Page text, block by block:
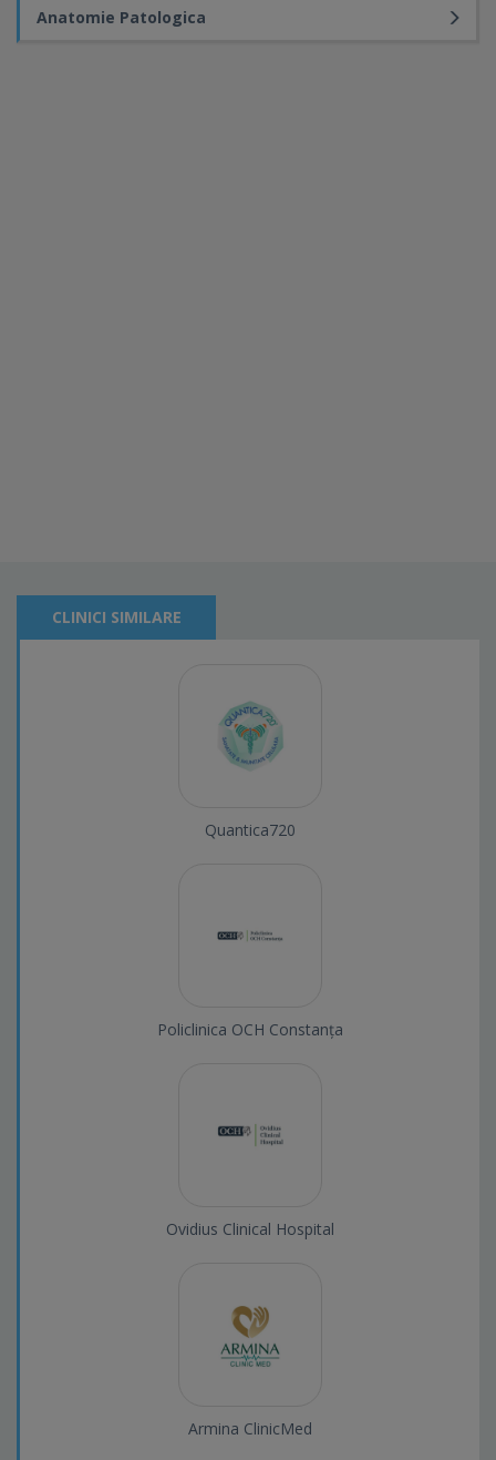
Anatomie Patologica
CLINICI SIMILARE
Quantica720
Policlinica OCH Constanța
Ovidius Clinical Hospital
Armina ClinicMed